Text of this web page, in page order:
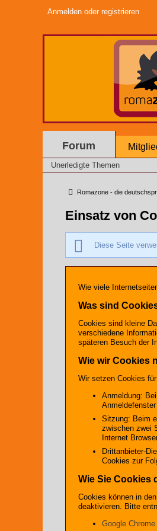
Anmelden oder registrieren
Forum
Unerledigte Themen
Romazone - die
Einsatz von
Diese Seite
Wie viele
Was sind
Cookies sind kleine
verschiedene
späteren Besuch der
Wie wir Cookies
Wir setzen Cookies
Anmeldung:
Sitzung: Beim
zwischen zwei
Internet
Drittanbieter-
Cookies zur
Wie Sie Cookies
Cookies können in
deaktivieren. Bitte
Google Chrome